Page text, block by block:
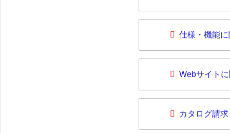
仕様・機能
Webサイト
カタログ請求